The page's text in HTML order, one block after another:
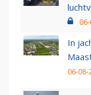
In
06-08-